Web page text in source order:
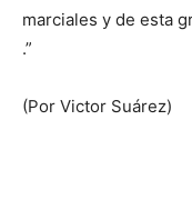
marciales y de esta
.”
(Por Victor Suárez)